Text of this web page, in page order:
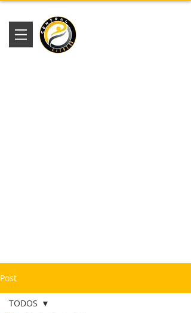
Post
TODOS